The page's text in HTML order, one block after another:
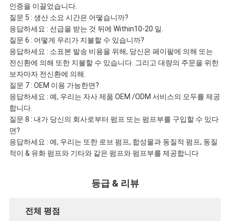
인증을 이끌었습니다.
질문 5 : 생산 소요 시간은 어떻습니까?
응답하세요 : 선급을 받는 것 뒤에 Within10-20 일.
질문 6 : 어떻게 우리가 지불할 수 있습니까?
응답하세요 : 소표본 발송 비용을 위해, 당신은 페이팔에 의해 또는
전신환에 의해 또한 지불할 수 있습니다. 그리고 대량의 주문을 위한
보자마자 전신환에 의해.
질문 7 : OEM 이용 가능한면?
응답하세요 : 예, 우리는 자사 제품 OEM /ODM 서비스의 모두를 제공
합니다.
질문 8 : 내가 당신의 회사로부터 펌프 또는 펌프부를 구입할 수 있다
면?
응답하세요 : 예, 우리는 또한 로브 펌프, 합성물과 동질적 펌프, 동질
적이 & 유화 펌프와 기타와 같은 펌프와 펌프부를 제공합니다
등급 & 리뷰
전체 평점